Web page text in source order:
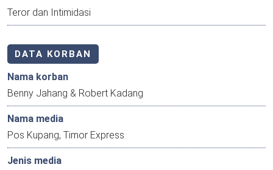
Teror dan Intimidasi
DATA KORBAN
Nama korban
Benny Jahang & Robert Kadang
Nama media
Pos Kupang, Timor Express
Jenis media